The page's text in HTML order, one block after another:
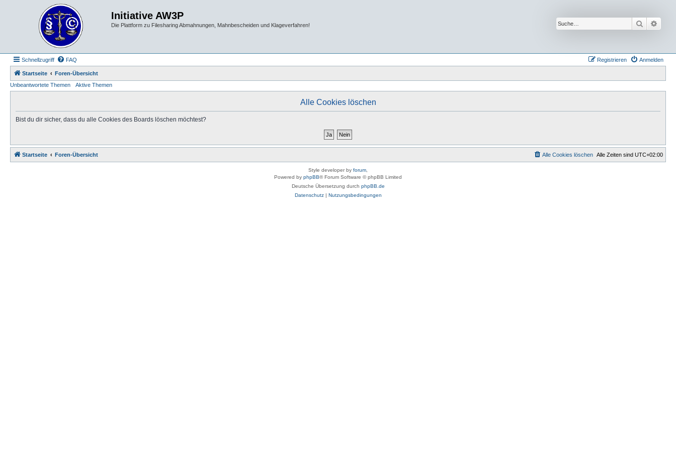
Initiative AW3P
Die Plattform zu Filesharing Abmahnungen, Mahnbescheiden und Klageverfahren! Suche
Schnellzugriff FAQ Anmelden
Registrieren
Startseite
Foren-Übersicht
Unbeantwortete Themen
Aktive Themen
Alle Cookies löschen
Bist du dir sicher, dass du alle Cookies des Boards löschen möchtest?
Startseite Foren-Übersicht Alle Zeiten sind UTC+02:00
Alle Cookies löschen
Style developer by forum
Powered by phpBB® Forum Software © phpBB Limited
Deutsche Übersetzung durch phpBB.de
Datenschutz| Nutzungsbedingungen